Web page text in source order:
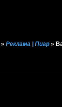
»Реклама | Пиар »